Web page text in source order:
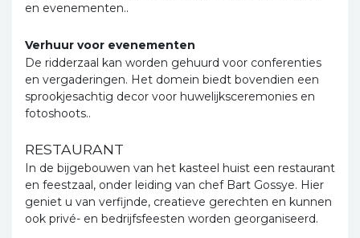
en evenementen..
Verhuur voor evenementen
De ridderzaal kan worden gehuurd voor conferenties
en vergaderingen. Het domein biedt bovendien een
sprookjesachtig decor voor huwelijksceremonies en
fotoshoots..
RESTAURANT
In de bijgebouwen van het kasteel huist een restaurant
en feestzaal, onder leiding van chef Bart Gossye. Hier
geniet u van verfijnde, creatieve gerechten en kunnen
ook privé- en bedrijfsfeesten worden georganiseerd.